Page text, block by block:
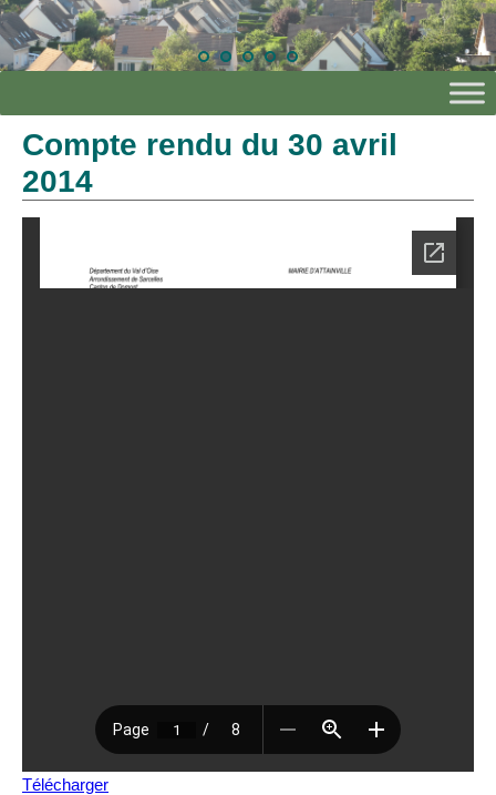
Compte rendu du 30 avril
2014
Télécharger